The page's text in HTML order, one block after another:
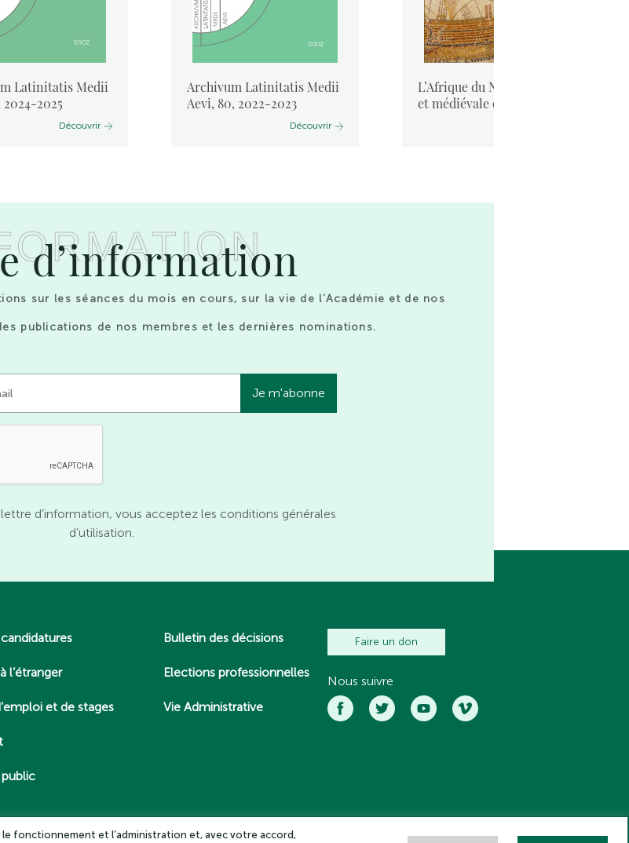
Latinitatis Medii
2024-2025
Découvrir
Archivum Latinitatis Medii
Aevi, 80, 2022-2023
Découvrir
L’Afrique du Nord antique
et médiévale et la mer. ...
d’information
sur les séances du mois en cours, sur la vie de l’Académie et de nos
publications de nos membres et les dernières nominations.
d’information, vous acceptez les conditions générales
d’utilisation.
l’étranger
et de stages
Bulletin des décisions
Elections professionnelles
Vie Administrative
Faire un don
Nous suivre
fonctionnement et l’administration et, avec votre accord,